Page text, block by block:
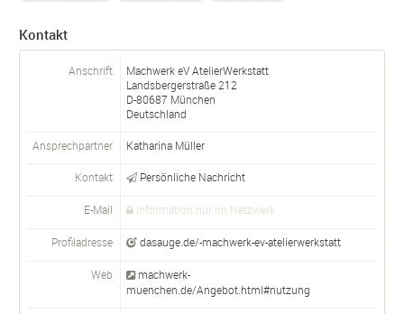
Kontakt
Anschrift
Machwerk eV AtelierWerkstatt
Landsbergerstraße 212
D-80687 München
Deutschland
Ansprechpartner Katharina Müller
Kontakt Persönliche Nachricht
E-Mail Information nur im Netzwerk
Profiladresse dasauge.de/-machwerk-ev-atelierwerkstatt
Web
machwerk-
muenchen.de/Angebot.html#nutzung